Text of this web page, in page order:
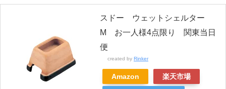
スドー ウェットシェルター
M お一人様4点限り 関東当日
便
created by Rinker
Amazon 楽天市場